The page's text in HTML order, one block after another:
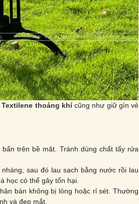
Textilene thoáng khícũng như giữ gìn vẻ
trên bề mặt. Tránh dùng chất tẩy rửa
sau đó lau sạch bằng nước rồi lau
học có thể gây tổn hại.
bàn không bị lỏng hoặc rỉ sét. Thường
và đẹp mắt.